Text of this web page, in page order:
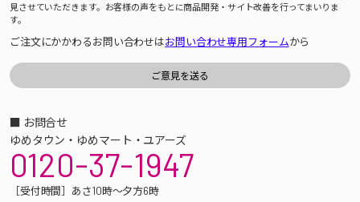
見させていただきます。お客様の声をもとに商品開発・サイト改善を行ってまいりま
す。
ご注文にかかわるお問い合わせはお問い合わせ専用フォームから
■ お問合せ
ゆめタウン・ゆめマート・ユアーズ
0120-37-1947
［受付時間］あさ10時～夕方6時